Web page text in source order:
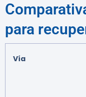
para
Vía